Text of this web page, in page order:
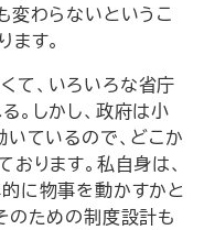
変わらないというこ
す。
て、いろいろな省庁
。しかし、政府は小
いているので、どこか
ります。私自身は、
に物事を動かすかと
のための制度設計も